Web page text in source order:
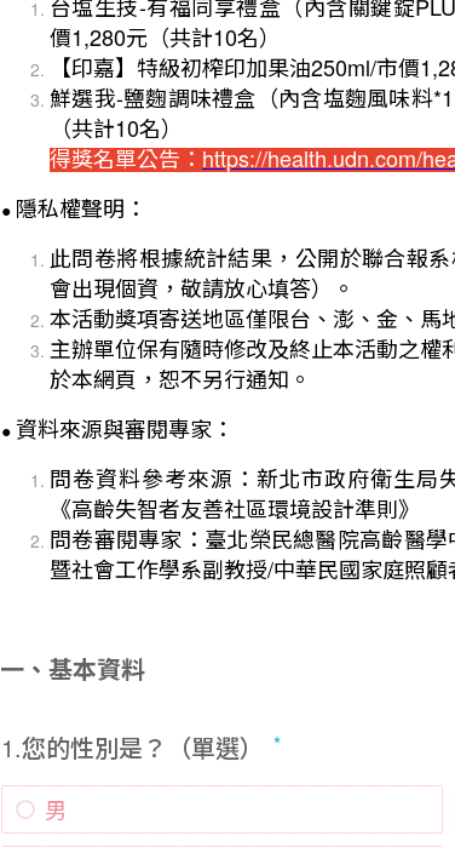
台塩生技-有福同享禮盒（內含關鍵錠
價1,280元（共計10名）
【印嘉】特級初榨印加果油250ml/市價
鮮選我-鹽麴調味禮盒（內含塩麴風味料
（共計10名）
得獎名單公告：https://health.udn.com/
● 隱私權聲明：
此問卷將根據統計結果，公開於聯合報
會出現個資，敬請放心填答）。
本活動獎項寄送地區僅限台、澎、金、馬
主辦單位保有隨時修改及終止本活動之
於本網頁，恕不另行通知。
● 資料來源與審閱專家：
問卷資料參考來源：新北市政府衛生局
《高齡失智者友善社區環境設計準則》
問卷審閱專家：臺北榮民總醫院高齡醫
暨社會工作學系副教授/中華民國家庭照
一、基本資料
1.您的性別是？（單選）
男